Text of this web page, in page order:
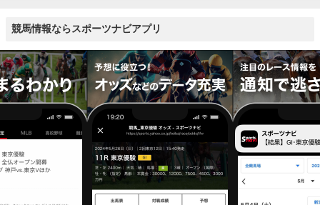
競馬情報ならスポーツナビアプリ